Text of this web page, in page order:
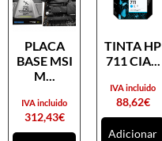
PLACA
BASE MSI
M...
312,43€
IVA incluido
TINTA HP
711 CIA...
88,62€
IVA incluido
Adicionar